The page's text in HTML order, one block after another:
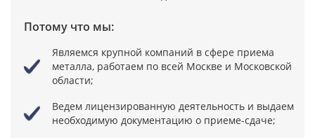
Потому что мы:
Являемся крупной компаний в сфере приема
металла, работаем по всей Москве и Московской
области;
Ведем лицензированную деятельность и выдаем
необходимую документацию о приеме-сдаче;